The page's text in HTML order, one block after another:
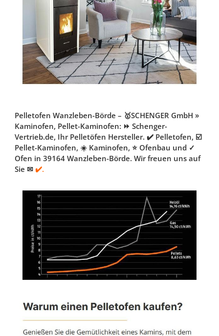
Pelletofen Wanzleben-Börde – 🥇SCHENGER GmbH »
Kaminofen, Pellet-Kaminofen: ⏩ Schenger-
Vertrieb.de, Ihr Pelletöfen Hersteller. ✔️ Pelletofen, ☑️
Pellet-Kaminofen, ☀️ Kaminofen, ⭐ Ofenbau und ✓
Ofen in 39164 Wanzleben-Börde. Wir freuen uns auf
Sie ✉ ✔️.